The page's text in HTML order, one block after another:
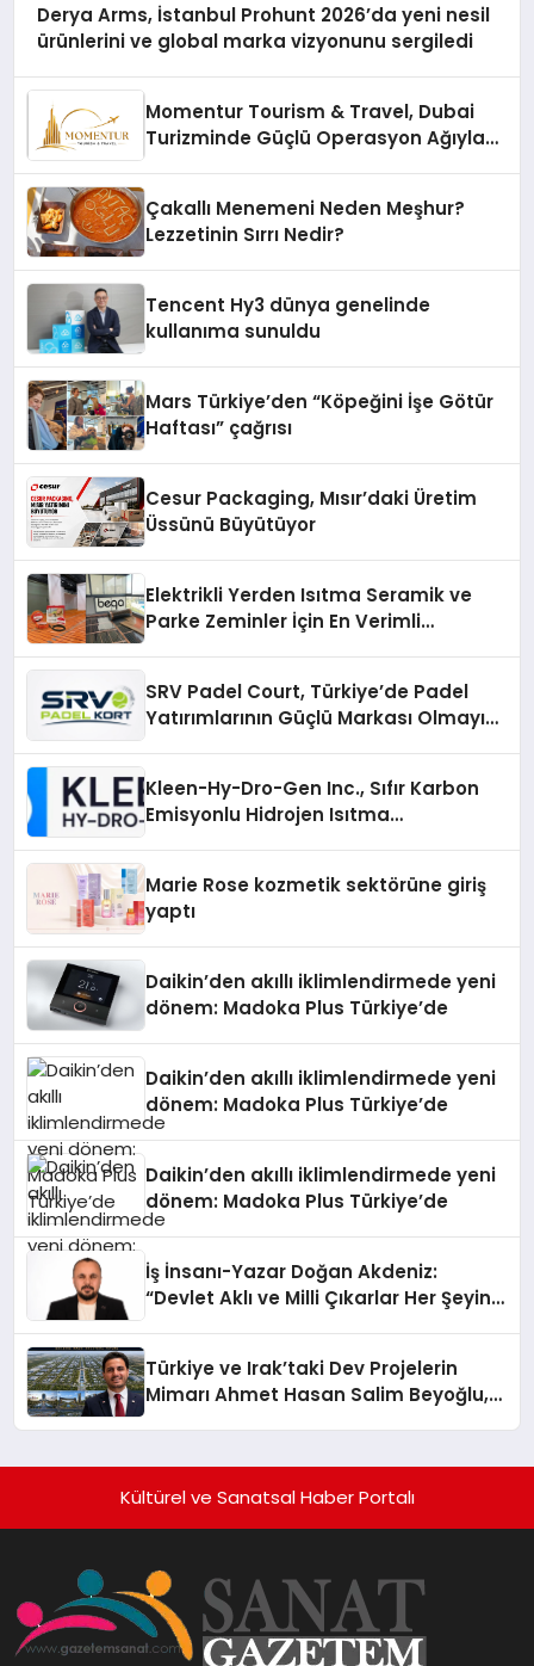
Derya Arms, İstanbul Prohunt 2026’da yeni nesil
ürünlerini ve global marka vizyonunu sergiledi
Momentur Tourism & Travel, Dubai
Turizminde Güçlü Operasyon Ağıyla
Çakallı Menemeni Neden Meşhur?
Lezzetinin Sırrı Nedir?
Tencent Hy3 dünya genelinde
kullanıma sunuldu
Mars Türkiye’den “Köpeğini İşe Götür
Haftası” çağrısı
Cesur Packaging, Mısır’daki Üretim
Üssünü Büyütüyor
Elektrikli Yerden Isıtma Seramik ve
Parke Zeminler İçin En Verimli
SRV Padel Court, Türkiye’de Padel
Yatırımlarının Güçlü Markası Olmayı
Kleen-Hy-Dro-Gen Inc., Sıfır Karbon
Emisyonlu Hidrojen Isıtma
Marie Rose kozmetik sektörüne giriş
yaptı
Daikin’den akıllı iklimlendirmede yeni
dönem: Madoka Plus Türkiye’de
Daikin’den akıllı iklimlendirmede yeni
dönem: Madoka Plus Türkiye’de
Daikin’den akıllı iklimlendirmede yeni
dönem: Madoka Plus Türkiye’de
İş İnsanı-Yazar Doğan Akdeniz:
“Devlet Aklı ve Milli Çıkarlar Her Şeyin
Türkiye ve Irak’taki Dev Projelerin
Mimarı Ahmet Hasan Salim Beyoğlu,
Hayata Geçirecek
Kültürel ve Sanatsal Haber Portalı